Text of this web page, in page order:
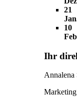
21
10
Ihr
Annalena